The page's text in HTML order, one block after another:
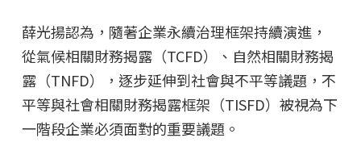
薛光揚認為，隨著企業永續治理框架持續演進，
從氣候相關財務揭露（TCFD）、自然相關財務揭
露（TNFD），逐步延伸到社會與不平等議題，不
平等與社會相關財務揭露框架（TISFD）被視為下
一階段企業必須面對的重要議題。